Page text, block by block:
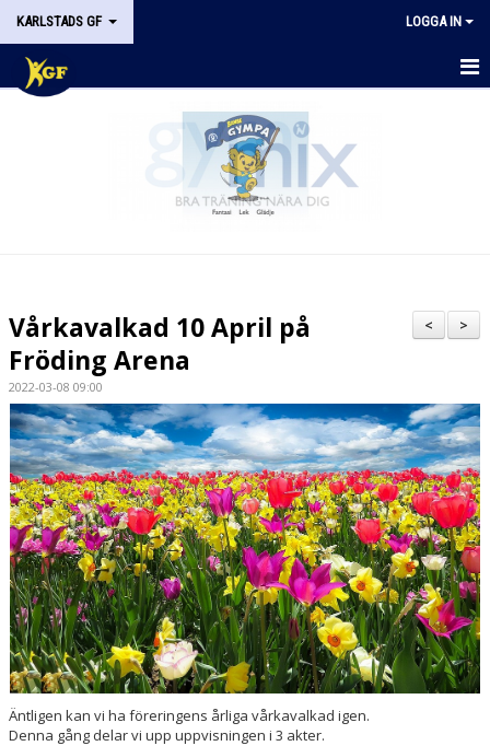
KARLSTADS GF LOGGA IN
NYHETER
KALENDER
STÖDMEDLEM
KONTAKT
PRISER & TERMINSTIDER
BLI LEDARE
FÖRENINGSKOLLEKTION
HYRA KGF-LOKALEN
SPONSORER
>
<
Vårkavalkad 10 April på
Fröding Arena
2022-03-08 09:00
Äntligen kan vi ha föreringens årliga vårkavalkad igen.
Denna gång delar vi upp uppvisningen i 3 akter.